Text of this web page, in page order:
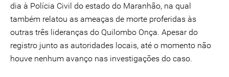
dia à Polícia Civil do estado do Maranhão, na qual
também relatou as ameaças de morte proferidas às
outras três lideranças do Quilombo Onça. Apesar do
registro junto as autoridades locais, até o momento não
houve nenhum avanço nas investigações do caso.